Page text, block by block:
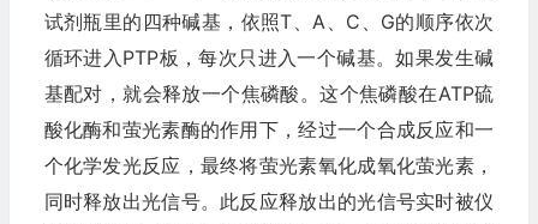
试剂瓶里的四种碱基，依照T、A、C、G的顺序依次
循环进入PTP板，每次只进入一个碱基。如果发生碱
基配对，就会释放一个焦磷酸。这个焦磷酸在ATP硫
酸化酶和萤光素酶的作用下，经过一个合成反应和一
个化学发光反应，最终将萤光素氧化成氧化萤光素，
同时释放出光信号。此反应释放出的光信号实时被仪